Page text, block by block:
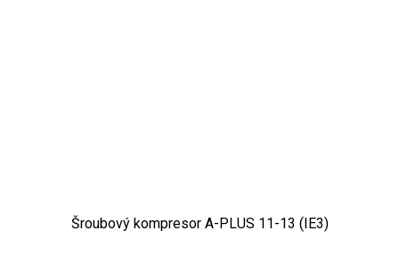
Šroubový kompresor A-PLUS 11-13 (IE3)